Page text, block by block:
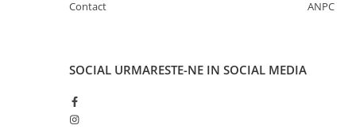
Contact
ANPC
SOCIAL URMARESTE-NE IN SOCIAL MEDIA